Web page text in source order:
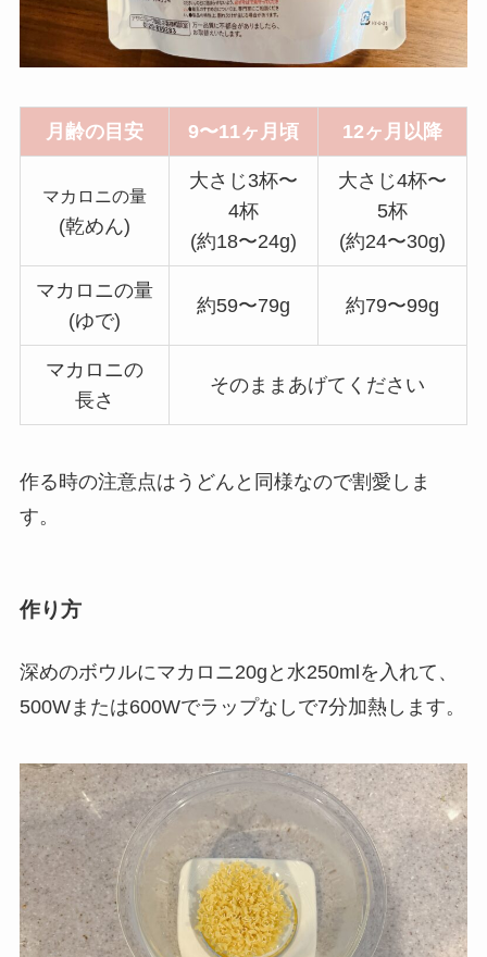
月齢の目安 9〜11ヶ月頃 12ヶ月以降
マカロニの量
(乾めん)
大さじ3杯〜
4杯
(約18〜24g)
大さじ4杯〜
5杯
(約24〜30g)
マカロニの量
(ゆで)
約59〜79g 約79〜99g
マカロニの
長さ
そのままあげてください
作る時の注意点はうどんと同様なので割愛しま
す。
作り方
深めのボウルにマカロニ20gと水250mlを入れて、
500Wまたは600Wでラップなしで7分加熱します。